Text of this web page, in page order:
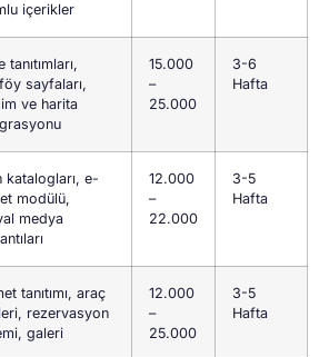
içerikler
tanıtımları,
sayfaları,
ve harita
15.000
–
25.000
3-6
Hafta
katalogları, e-
modülü,
medya
12.000
–
22.000
3-5
Hafta
tanıtımı, araç
rezervasyon
galeri
12.000
–
25.000
3-5
Hafta